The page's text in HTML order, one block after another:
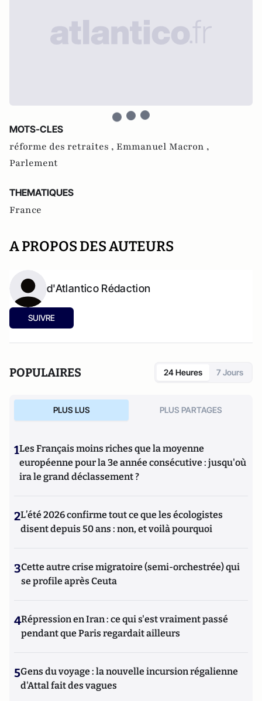
MOTS-CLES
réforme des retraites , Emmanuel Macron ,
Parlement
THEMATIQUES
France
A PROPOS DES AUTEURS
d'Atlantico Rédaction
SUIVRE
POPULAIRES 24 Heures 7 Jours
PLUS LUS PLUS PARTAGES
1Les Français moins riches que la moyenne
européenne pour la 3e année consécutive : jusqu'où
ira le grand déclassement ?
2L’été 2026 confirme tout ce que les écologistes
disent depuis 50 ans : non, et voilà pourquoi
3Cette autre crise migratoire (semi-orchestrée) qui
se profile après Ceuta
4Répression en Iran : ce qui s'est vraiment passé
pendant que Paris regardait ailleurs
5Gens du voyage : la nouvelle incursion régalienne
d'Attal fait des vagues